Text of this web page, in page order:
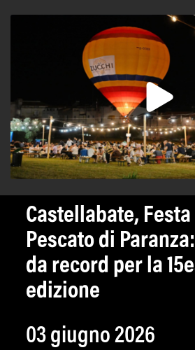
Castellabate,
Pescato di
da record per la
edizione
03 giugno 2026